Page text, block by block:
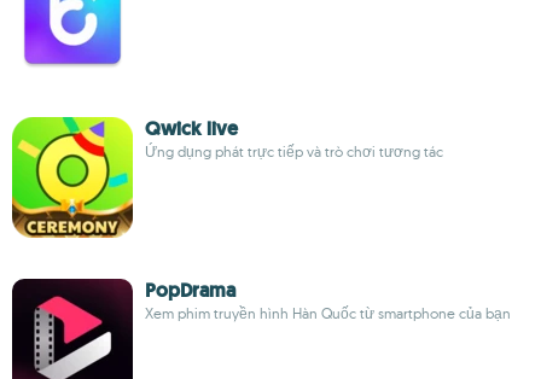
Qwick live
Ứng dụng phát trực tiếp và trò chơi tương tác
PopDrama
Xem phim truyền hình Hàn Quốc từ smartphone của bạn